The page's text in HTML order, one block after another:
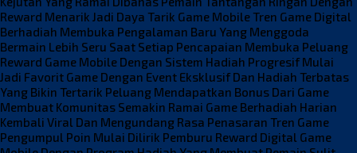
Reward Menarik Jadi Daya Tarik Game MobileTren Game Digital
Berhadiah Membuka Pengalaman Baru Yang Menggoda
Bermain Lebih Seru Saat Setiap Pencapaian Membuka Peluang
Reward Game Mobile Dengan Sistem Hadiah Progresif Mulai
Jadi Favorit Game Dengan Event Eksklusif Dan Hadiah Terbatas
Yang Bikin Tertarik Peluang Mendapatkan Bonus Dari Game
Membuat Komunitas Semakin Ramai Game Berhadiah Harian
Kembali Viral Dan Mengundang Rasa Penasaran Tren Game
Pengumpul Poin Mulai Dilirik Pemburu Reward Digital Game